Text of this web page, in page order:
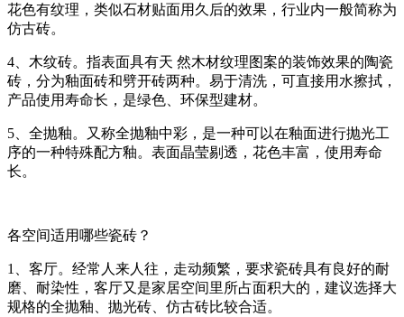
花色有纹理，类似石材贴面用久后的效果，行业内一般简称为
仿古砖。
4、木纹砖。指表面具有天 然木材纹理图案的装饰效果的陶瓷
砖，分为釉面砖和劈开砖两种。易于清洗，可直接用水擦拭，
产品使用寿命长，是绿色、环保型建材。
5、全抛釉。又称全抛釉中彩，是一种可以在釉面进行抛光工
序的一种特殊配方釉。表面晶莹剔透，花色丰富，使用寿命
长。
各空间适用哪些瓷砖？
1、客厅。经常人来人往，走动频繁，要求瓷砖具有良好的耐
磨、耐染性，客厅又是家居空间里所占面积大的，建议选择大
规格的全抛釉、抛光砖、仿古砖比较合适。